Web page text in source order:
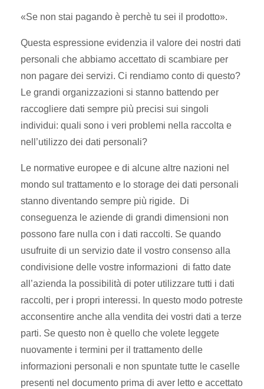
«Se non stai pagando è perchè tu sei il prodotto».
Questa espressione evidenzia il valore dei nostri dati
personali che abbiamo accettato di scambiare per
non pagare dei servizi. Ci rendiamo conto di questo?
Le grandi organizzazioni si stanno battendo per
raccogliere dati sempre più precisi sui singoli
individui: quali sono i veri problemi nella raccolta e
nell’utilizzo dei dati personali?
Le normative europee e di alcune altre nazioni nel
mondo sul trattamento e lo storage dei dati personali
stanno diventando sempre più rigide. Di
conseguenza le aziende di grandi dimensioni non
possono fare nulla con i dati raccolti. Se quando
usufruite di un servizio date il vostro consenso alla
condivisione delle vostre informazioni di fatto date
all’azienda la possibilità di poter utilizzare tutti i dati
raccolti, per i propri interessi. In questo modo potreste
acconsentire anche alla vendita dei vostri dati a terze
parti. Se questo non è quello che volete leggete
nuovamente i termini per il trattamento delle
informazioni personali e non spuntate tutte le caselle
presenti nel documento prima di aver letto e accettato